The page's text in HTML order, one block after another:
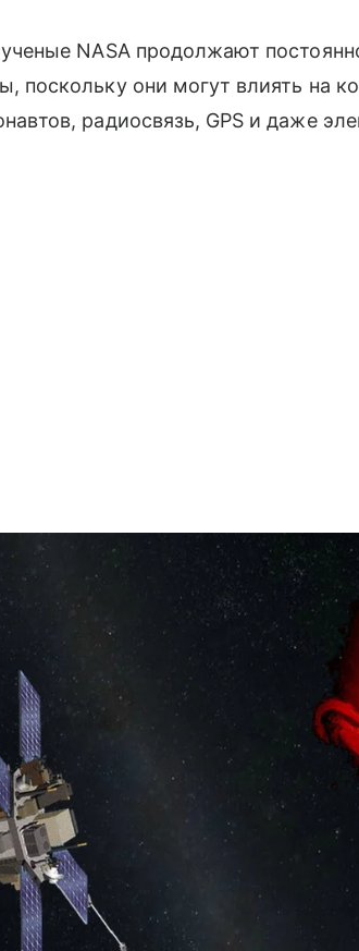
NASA продолжают
поскольку они могут влиять на
радиосвязь, GPS и даже